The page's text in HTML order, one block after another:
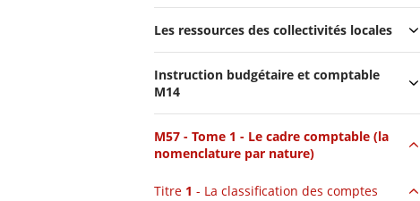
Les ressources des collectivités locales
Instruction budgétaire et comptable
M14
M57 - Tome 1 - Le cadre comptable (la
nomenclature par nature)
Titre 1 - La classification des comptes